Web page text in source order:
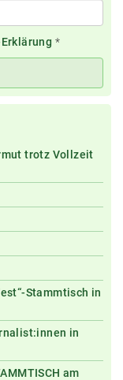
*
trotz Vollzeit
Stammtisch in
in
am